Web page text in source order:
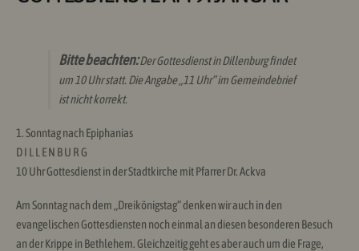
Bitte beachten:Der Gottesdienst in Dillenburg findet
um 10 Uhr statt. Die Angabe „11 Uhr” im Gemeindebrief
ist nicht korrekt.
1. Sonntag nach Epiphanias
D I L L E N B U R G
10 Uhr Gottesdienst in der Stadtkirche mit Pfarrer Dr. Ackva
Am Sonntag nach dem „Dreikönigstag“ denken wir auch in den
evangelischen Gottesdiensten noch einmal an diesen besonderen Besuch
an der Krippe in Bethlehem. Gleichzeitig geht es aber auch um die Frage,